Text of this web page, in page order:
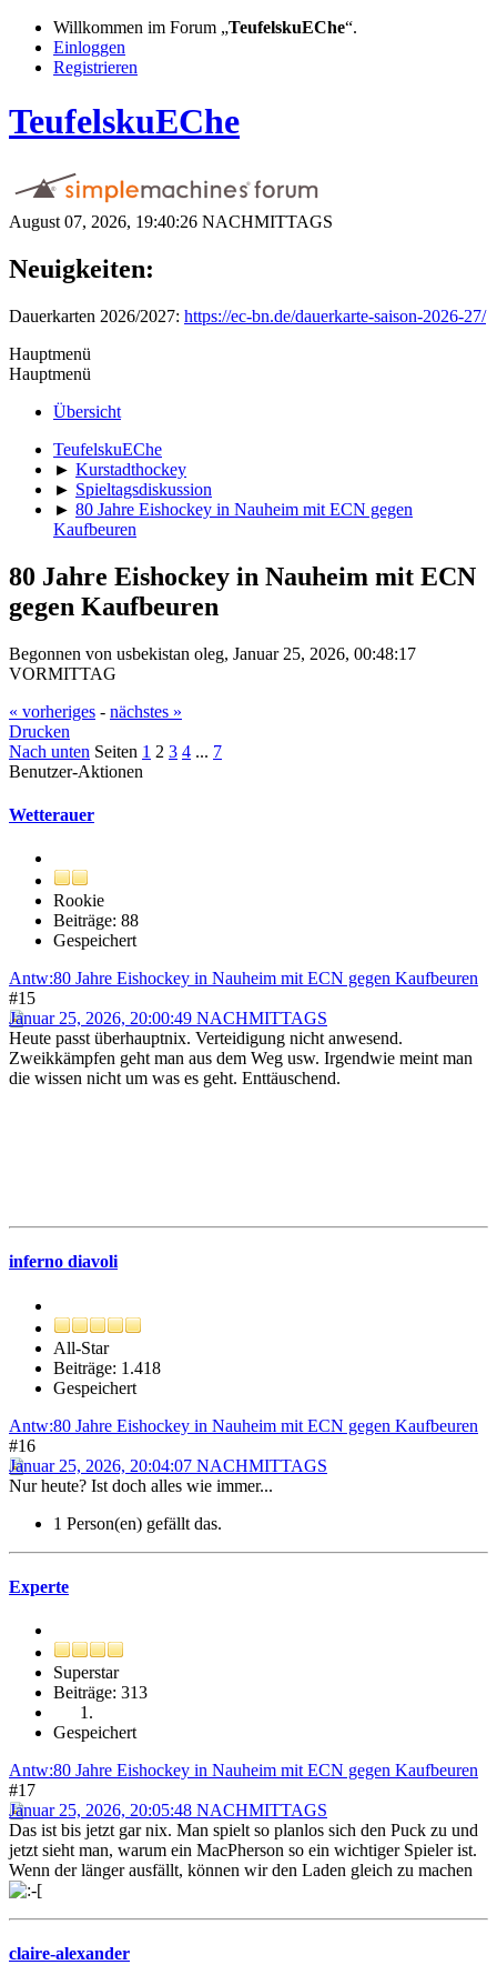
Willkommen im Forum „TeufelskuEChe“.
Einloggen
Registrieren
TeufelskuEChe
August 07, 2026, 19:40:26 NACHMITTAGS
Neuigkeiten:
Dauerkarten 2026/2027: https://ec-bn.de/dauerkarte-saison-2026-27/
Hauptmenü
Hauptmenü
Übersicht
TeufelskuEChe
► Kurstadthockey
► Spieltagsdiskussion
► 80 Jahre Eishockey in Nauheim mit ECN gegen
Kaufbeuren
80 Jahre Eishockey in Nauheim mit ECN
gegen Kaufbeuren
Begonnen von usbekistan oleg, Januar 25, 2026, 00:48:17
VORMITTAG
« vorheriges - nächstes »
Drucken
Nach unten Seiten 1 2 3 4 ... 7
Benutzer-Aktionen
Wetterauer
Rookie
Beiträge: 88
Gespeichert
Antw:80 Jahre Eishockey in Nauheim mit ECN gegen Kaufbeuren
#15
Januar 25, 2026, 20:00:49 NACHMITTAGS
Heute passt überhauptnix. Verteidigung nicht anwesend.
Zweikkämpfen geht man aus dem Weg usw. Irgendwie meint man
die wissen nicht um was es geht. Enttäuschend.
inferno diavoli
All-Star
Beiträge: 1.418
Gespeichert
Antw:80 Jahre Eishockey in Nauheim mit ECN gegen Kaufbeuren
#16
Januar 25, 2026, 20:04:07 NACHMITTAGS
Nur heute? Ist doch alles wie immer...
1 Person(en) gefällt das.
Experte
Superstar
Beiträge: 313
Gespeichert
Antw:80 Jahre Eishockey in Nauheim mit ECN gegen Kaufbeuren
#17
Januar 25, 2026, 20:05:48 NACHMITTAGS
Das ist bis jetzt gar nix. Man spielt so planlos sich den Puck zu und
jetzt sieht man, warum ein MacPherson so ein wichtiger Spieler ist.
Wenn der länger ausfällt, können wir den Laden gleich zu machen
claire-alexander